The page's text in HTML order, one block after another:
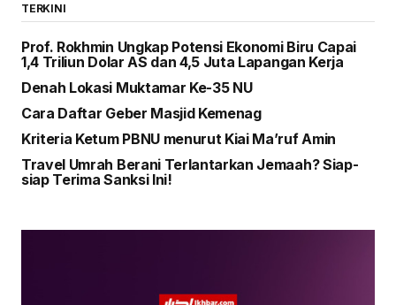
TERKINI
Prof. Rokhmin Ungkap Potensi Ekonomi Biru Capai
1,4 Triliun Dolar AS dan 4,5 Juta Lapangan Kerja
Denah Lokasi Muktamar Ke-35 NU
Cara Daftar Geber Masjid Kemenag
Kriteria Ketum PBNU menurut Kiai Ma’ruf Amin
Travel Umrah Berani Terlantarkan Jemaah? Siap-
siap Terima Sanksi Ini!